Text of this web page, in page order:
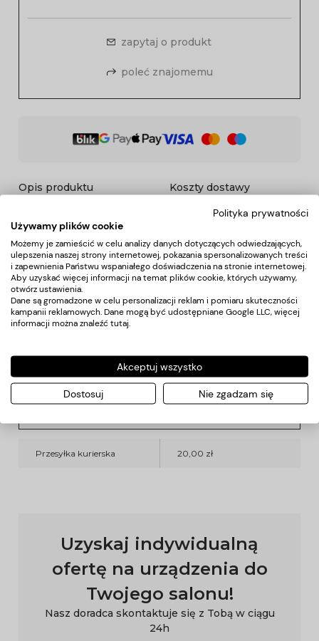
zapytaj o produkt
poleć znajomemu
Opis produktu Koszty dostawy
Opis
Spryskiwacz fryzjerski, wykonany z tworzywa sztucznego,
idealnie nadaje się do każdego salonu fryzjerskiego.
Trwałe, stabilne wykonanie.
Koszty dostawy
Kraj wysyłki:
Przesyłka kurierska 20,00 zł
Uzyskaj indywidualną
ofertę na urządzenia do
Twojego salonu!
Nasz doradca skontaktuje się z Tobą w ciągu
24h
Polityka prywatności
Używamy plików cookie
Możemy je zamieścić w celu analizy danych dotyczących odwiedzających,
ulepszenia naszej strony internetowej, pokazania spersonalizowanych treści
i zapewnienia Państwu wspaniałego doświadczenia na stronie internetowej.
Aby uzyskać więcej informacji na temat plików cookie, których używamy,
otwórz ustawienia.
Dane są gromadzone w celu personalizacji reklam i pomiaru skuteczności
kampanii reklamowych. Dane mogą być udostępniane Google LLC, więcej
informacji można znaleźć tutaj
Akceptuj wszystko
Dostosuj Nie zgadzam się